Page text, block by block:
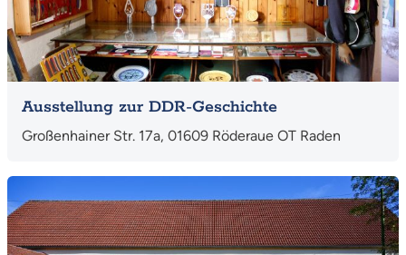
Ausstellung zur DDR-Geschichte
Großenhainer Str. 17a, 01609 Röderaue OT Raden
Mehr